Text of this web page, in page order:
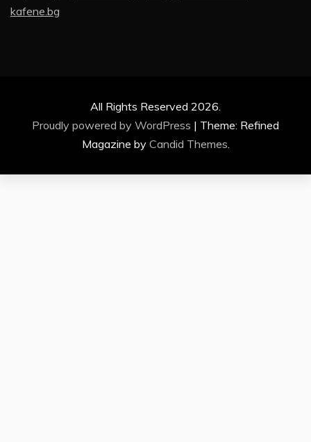
kafene.bg
All Rights Reserved 2026.
Proudly powered by WordPress | Theme: Refined
Magazine by Candid Themes